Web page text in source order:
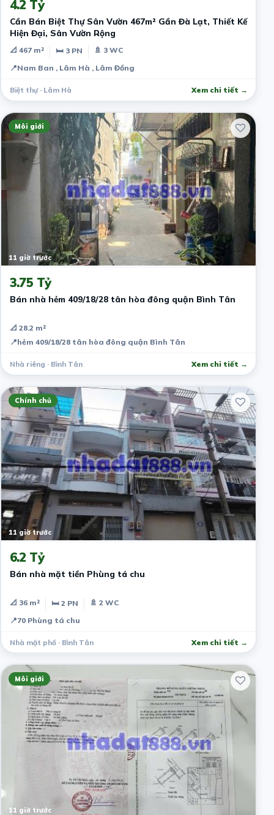
4.2 Tỷ
Cần Bán Biệt Thự Sân Vườn 467m² Gần Đà Lạt, Thiết Kế
Hiện Đại, Sân Vườn Rộng
📐 467 m² 🛏 3 PN
🚿 3 WC
📍Nam Ban , Lâm Hà , Lâm Đồng
Biệt thự · Lâm Hà Xem chi tiết →
Môi giới
11 giờ trước
3.75 Tỷ
Bán nhà hẻm 409/18/28 tân hòa đông quận Bình Tân
📐 28.2 m²
📍hẻm 409/18/28 tân hòa đông quận Bình Tân
Nhà riêng · Bình Tân Xem chi tiết →
Chính chủ
11 giờ trước
6.2 Tỷ
Bán nhà mặt tiền Phùng tá chu
📐 36 m² 🛏 2 PN
🚿 2 WC
📍70 Phùng tá chu
Nhà mặt phố · Bình Tân Xem chi tiết →
Môi giới
11 giờ trước